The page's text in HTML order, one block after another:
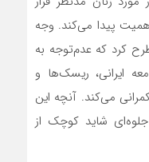
پیدا می‌کند. وجه
کرد که عدم‌توجه به
ایرانی، ریسک‌ها و
می‌کند. آنچه این
شاید کوچک از